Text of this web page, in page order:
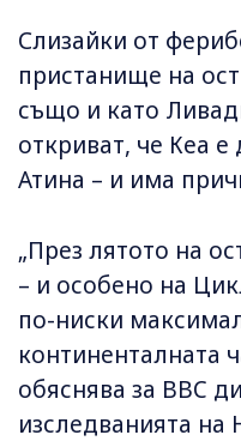
Слизайки от
пристанище на
също и като
откриват, че Кеа е
Атина – и има
„През лятото на
– и особено на
по-ниски
континенталната
обяснява за BBC
изследванията на